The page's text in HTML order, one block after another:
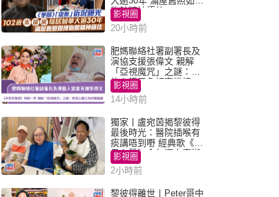
物館精神極佳
影視圈
20小時前
肥媽聯絡社署副署長及
演協支援張偉文 親解
「亞視魔咒」之謎：有
信心鐵三角評審繼續
影視圈
14小時前
獨家丨盧宛茵揭黎彼得
最後時光：醫院插喉有
痰講唔到嘢 經典歌《浪
子心聲》金句源自廟街
睇相佬
影視圈
2小時前
黎彼得離世丨Peter哥中